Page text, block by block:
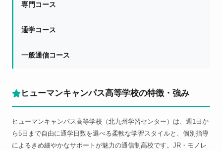
専門コース
通学コース
一般通信コース
ヒューマンキャンパス高等学校の特徴・強み
ヒューマンキャンパス高等学校（北九州学習センター）は、週1日か
ら5日まで自由に通学日数を選べる柔軟な学習スタイルと、個別指導
によるきめ細やかなサポートが魅力の通信制高校です。JR・モノレ